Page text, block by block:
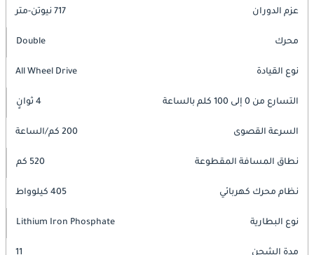
عزم الدوران 717 نيوتن-متر
محرك Double
نوع القيادة All Wheel Drive
التسارع من 0 إلى 100 كلم بالساعة 4 ثوانٍ
السرعة القصوى 200 كم/الساعة
نطاق المسافة المقطوعة 520 كم
نظام محرك كهربائي 405 كيلوواط
نوع البطارية Lithium Iron Phosphate